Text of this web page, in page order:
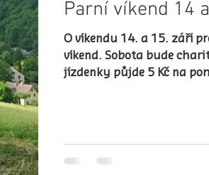
Parní víkend 14
O víkendu 14. a 15. září
víkend. Sobota bude
jízdenky půjde 5 Kč na